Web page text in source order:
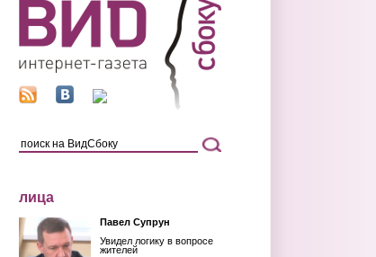
лица
Павел Супрун
Увидел логику в вопросе
жителей